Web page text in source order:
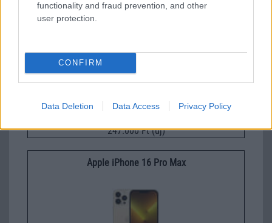
functionality and fraud prevention, and other
user protection.
CONFIRM
Data Deletion Data Access Privacy Policy
247.000 Ft (új)
Apple iPhone 16 Pro Max